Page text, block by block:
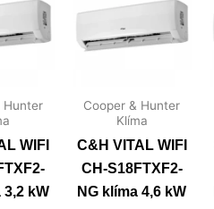
Hunter
WIFI
3,2 kW
Cooper & Hunter
Klíma
C&H VITAL WIFI
CH-S18FTXF2-
NG klíma 4,6 kW